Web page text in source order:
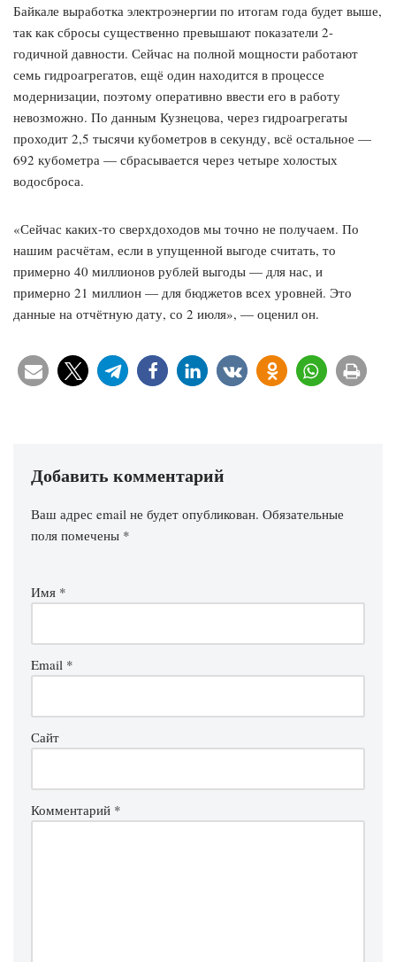
Байкале выработка электроэнергии по итогам года будет выше,
так как сбросы существенно превышают показатели 2-
годичной давности. Сейчас на полной мощности работают
семь гидроагрегатов, ещё один находится в процессе
модернизации, поэтому оперативно ввести его в работу
невозможно. По данным Кузнецова, через гидроагрегаты
проходит 2,5 тысячи кубометров в секунду, всё остальное —
692 кубометра — сбрасывается через четыре холостых
водосброса.
«Сейчас каких-то сверхдоходов мы точно не получаем. По
нашим расчётам, если в упущенной выгоде считать, то
примерно 40 миллионов рублей выгоды — для нас, и
примерно 21 миллион — для бюджетов всех уровней. Это
данные на отчётную дату, со 2 июля», — оценил он.
Добавить комментарий
Ваш адрес email не будет опубликован. Обязательные
поля помечены *
Имя *
Email *
Сайт
Комментарий *